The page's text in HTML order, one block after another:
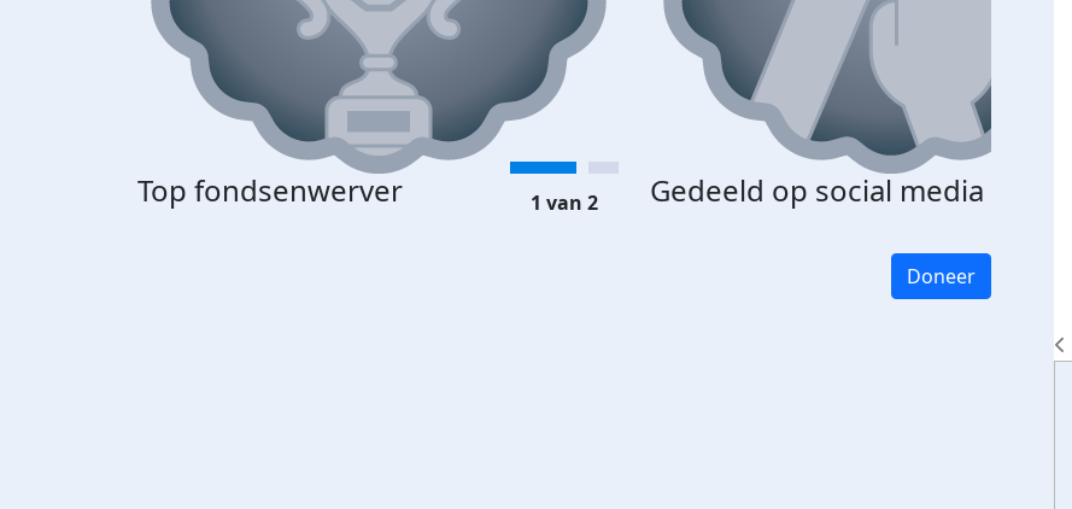
Top fondsenwerver Gedeeld op social media
1 van 2
Doneer